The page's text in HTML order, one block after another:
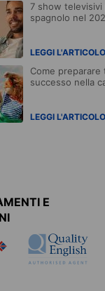
7 show televisivi
spagnolo nel
LEGGI L'ARTICOLO
Come
successo nella
LEGGI L'ARTICOLO
E